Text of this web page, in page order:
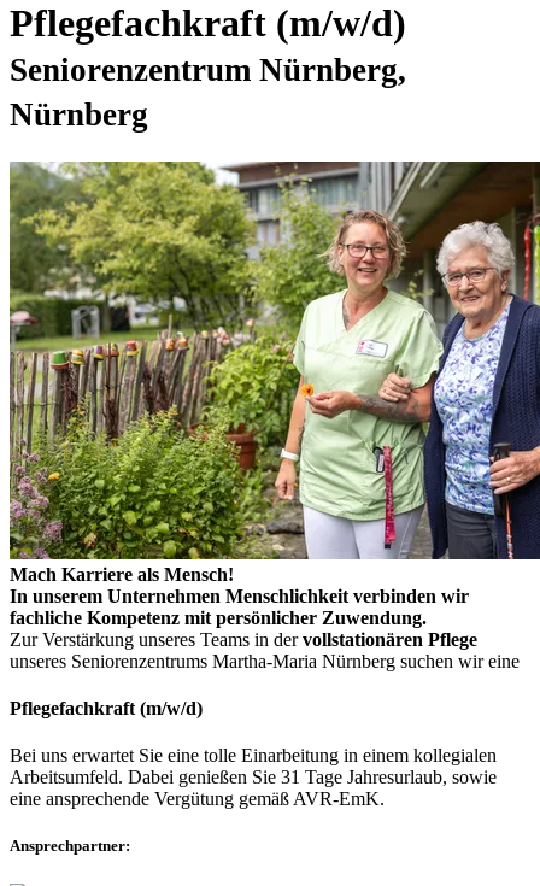
Pflegefachkraft (m/w/d)
Seniorenzentrum Nürnberg,
Nürnberg
Mach Karriere als Mensch!
In unserem Unternehmen Menschlichkeit verbinden wir
fachliche Kompetenz mit persönlicher Zuwendung.
Zur Verstärkung unseres Teams in dervollstationären Pflege
unseres Seniorenzentrums Martha-Maria Nürnberg suchen wir eine
Pflegefachkraft (m/w/d)
Bei uns erwartet Sie eine tolle Einarbeitung in einem kollegialen
Arbeitsumfeld. Dabei genießen Sie 31 Tage Jahresurlaub, sowie
eine ansprechende Vergütung gemäß AVR-EmK.
Ansprechpartner: